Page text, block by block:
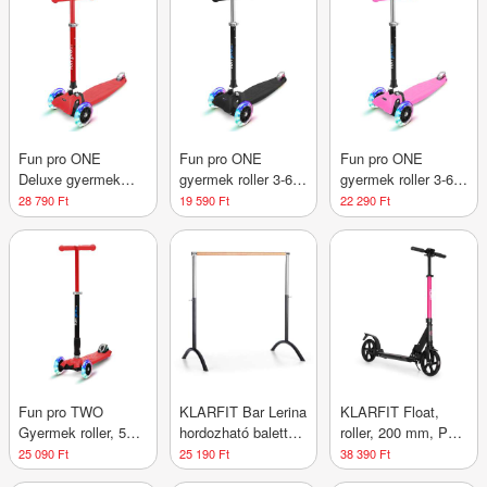
kompakt, halvány
magasságú
Fun pro ONE
Deluxe gyermek
roller 3-6 éves korig
LED kerekek
összecsukható 50
28 790 Ft
Fun pro ONE
gyermek roller 3-6
éves korig LED
kerekek
kg-ig állítható
19 590 Ft
Fun pro ONE
gyermek roller 3-6
éves korig LED
kerekek
összecsukható 50
kg-ig állítható
22 290 Ft
Fun pro TWO
Gyermek roller, 5
évtől, LED kerekek,
80 kg,
25 090 Ft
KLARFIT Bar Lerina
hordozható balett
rúd, 110x113 cm,
állítható magasság,
25 190 Ft
KLARFIT Float,
roller, 200 mm, PU
kerekek, ABAC 7,
AS-soft grips
38 390 Ft